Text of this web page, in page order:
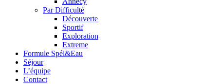
Par Difficulté
Découverte
Sportif
Exploration
Extreme
Formule Spél&Eau
Séjour
L’équipe
Contact